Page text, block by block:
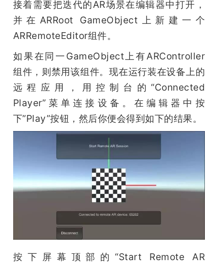
接着需要把迭代的AR场景在编辑器中打开，
并在ARRoot GameObject上新建一个
ARRemoteEditor组件。
如果在同一GameObject上有ARController
组件，则禁用该组件。现在运行装在设备上的
远程应用，用控制台的“Connected
Player”菜单连接设备。在编辑器中按
下”Play”按钮，然后你便会得到如下的结果。
按下屏幕顶部的“Start Remote AR